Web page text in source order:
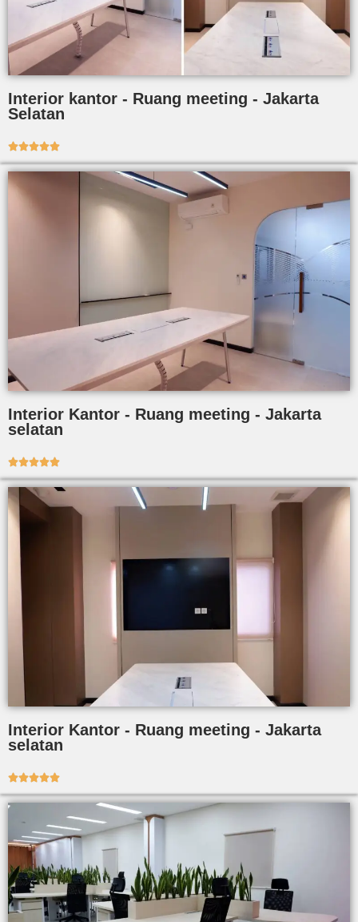
Interior kantor - Ruang meeting - Jakarta
Selatan

Interior Kantor - Ruang meeting - Jakarta
selatan

Interior Kantor - Ruang meeting - Jakarta
selatan
